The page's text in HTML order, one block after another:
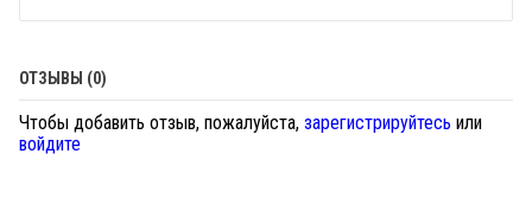
ОТЗЫВЫ (0)
Чтобы добавить отзыв, пожалуйста, зарегистрируйтесь или
войдите